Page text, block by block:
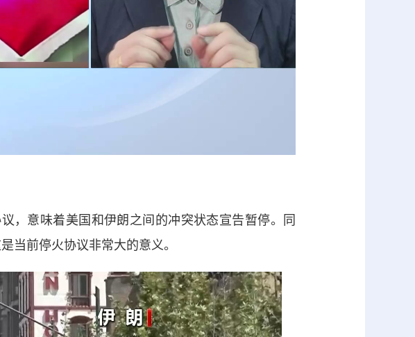
意味着美国和伊朗之间的冲突状态宣告暂停。同
当前停火协议非常大的意义。